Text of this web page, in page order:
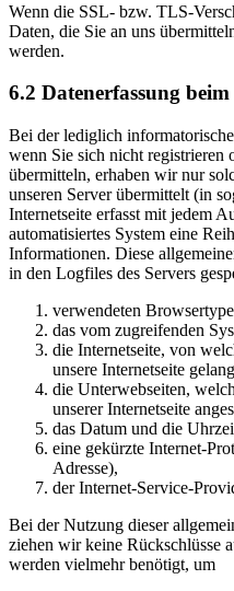
Wenn die SSL- bzw. TLS-
Daten, die Sie an uns
werden.
6.2 Datenerfassung
Bei der lediglich
wenn Sie sich nicht registrieren
übermitteln, erhaben wir nur
unseren Server übermittelt (in
Internetseite erfasst mit jedem
automatisiertes System eine
Informationen. Diese
in den Logfiles des Servers
verwendeten
das vom zugreifenden
die Internetseite, von
unsere Internetseite
die Unterwebseiten,
unserer Internetseite
das Datum und die
eine gekürzte Internet-
Adresse),
der Internet-Service-
Bei der Nutzung dieser
ziehen wir keine Rückschlüsse
werden vielmehr benötigt, um